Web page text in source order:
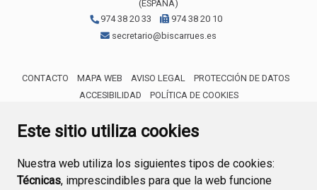
Este sitio utiliza cookies
Nuestra web utiliza los siguientes tipos de cookies:
Técnicas, imprescindibles para que la web funcione
(ESPAÑA)
974 38 20 33
974 38 20 10
secretario@biscarrues.es
CONTACTO MAPA WEB AVISO LEGAL
PROTECCIÓN DE DATOS
ACCESIBILIDAD
POLÍTICA DE COOKIES